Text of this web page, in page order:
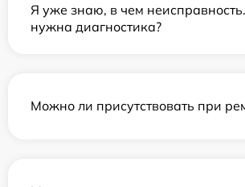
Я уже знаю, в чем
нужна диагностика?
Можно ли присутствовать при